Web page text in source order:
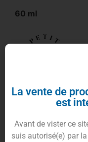
60 ml
vous
format de60ml.
La vente de
est
Avant de vister ce
suis autorisé(e) par